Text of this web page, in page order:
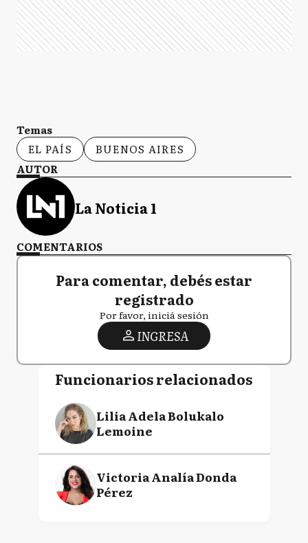
Temas
EL PAÍS
BUENOS AIRES
AUTOR
La Noticia 1
COMENTARIOS
Para comentar, debés estar
registrado
Por favor, iniciá sesión
INGRESA
Funcionarios relacionados
Lilia Adela Bolukalo
Lemoine
Victoria Analía Donda
Pérez